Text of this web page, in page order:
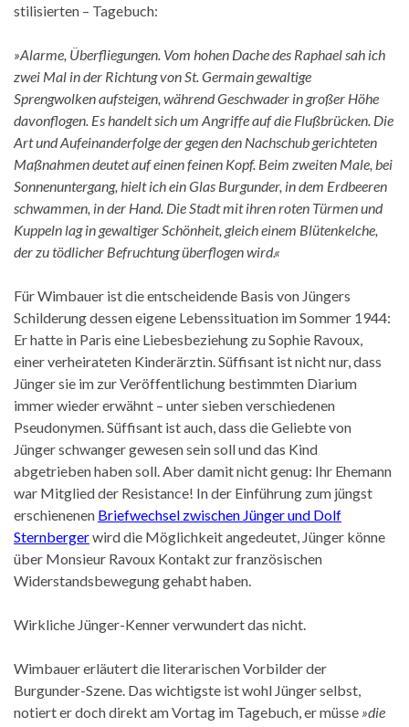
stilisierten – Tagebuch:
»Alarme, Überfliegungen. Vom hohen Dache des Raphael sah ich
zwei Mal in der Richtung von St. Germain gewaltige
Sprengwolken aufsteigen, während Geschwader in großer Höhe
davonflogen. Es handelt sich um Angriffe auf die Flußbrücken. Die
Art und Aufeinanderfolge der gegen den Nachschub gerichteten
Maßnahmen deutet auf einen feinen Kopf. Beim zweiten Male, bei
Sonnenuntergang, hielt ich ein Glas Burgunder, in dem Erdbeeren
schwammen, in der Hand. Die Stadt mit ihren roten Türmen und
Kuppeln lag in gewaltiger Schönheit, gleich einem Blütenkelche,
der zu tödlicher Befruchtung überflogen wird.«
Für Wimbauer ist die entscheidende Basis von Jüngers
Schilderung dessen eigene Lebenssituation im Sommer 1944:
Er hatte in Paris eine Liebesbeziehung zu Sophie Ravoux,
einer verheirateten Kinderärztin. Süffisant ist nicht nur, dass
Jünger sie im zur Veröffentlichung bestimmten Diarium
immer wieder erwähnt – unter sieben verschiedenen
Pseudonymen. Süffisant ist auch, dass die Geliebte von
Jünger schwanger gewesen sein soll und das Kind
abgetrieben haben soll. Aber damit nicht genug: Ihr Ehemann
war Mitglied der Resistance! In der Einführung zum jüngst
erschienenen Briefwechsel zwischen Jünger und Dolf
Sternbergerwird die Möglichkeit angedeutet, Jünger könne
über Monsieur Ravoux Kontakt zur französischen
Widerstandsbewegung gehabt haben.
Wirkliche Jünger-Kenner verwundert das nicht.
Wimbauer erläutert die literarischen Vorbilder der
Burgunder-Szene. Das wichtigste ist wohl Jünger selbst,
notiert er doch direkt am Vortag im Tagebuch, er müsse »die